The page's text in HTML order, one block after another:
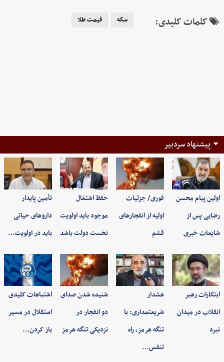
کلمات کلیدی: سکه قیمت طلا
پیشنهاد سردبیر
اولین پیام محسن
رضایی پس از
شایعات خبری
فوری/ جزئیات
اولیه از انفجارهای
قشم
حفظ اشتغال
موجود باید اولویت
نخست دولت باشد
تأمین پایدار
داروهای حیاتی
باید در اولویت…
ابتکارات رهبر
انقلاب در میدان
نبرد
هشدار
شریعتمداری: با
تنگه هرمز، راه
تنفس…
شنیده شدن صدای
دو انفجار در
نزدیکی تنگه هرمز
اشتباهات کلیدی
استقلال در مسیر
باز کردن…